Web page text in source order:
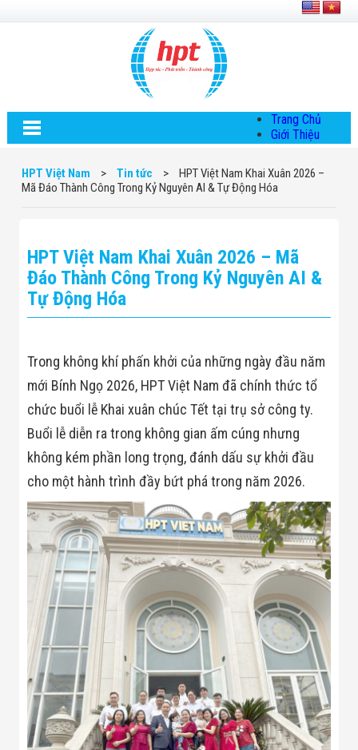
Trang Chủ
Giới Thiệu
Nam
Hội Đồng Quản
Trị
Mật Thông Tin
Chiến Lược
Phát Triển
Chuyển Khoản
Bị Ngành Thủy
Sản - Đông
Lạnh
Giải Pháp Thiết
Bị Ngành Thực
Phẩm Đóng Gói
Giải Pháp Thiết
Bị Ngành May
Mặc - Giày Da
Giải Pháp Thiết
Bị Ngành Linh
Kiện Điện Tử
Giải Pháp Thiết
Bị Ngành Giáo
Dục
Giải Pháp Thiết
Bị Ngành Bán
Lẻ - Retail
Giải Pháp
Chuyên Dụng
Ngành Công An
- Quân Đội
Giải Pháp Bãi
Giữ Xe Thông
Minh
Sản Phẩm
HPT Việt Nam > Tin tức >
HPT Việt Nam Khai Xuân 2026 –
Mã Đáo Thành Công Trong Kỷ Nguyên AI & Tự Động Hóa
HPT Việt Nam Khai Xuân 2026 – Mã
Đáo Thành Công Trong Kỷ Nguyên AI &
Tự Động Hóa
Trong không khí phấn khởi của những ngày đầu năm
mới Bính Ngọ 2026, HPT Việt Nam đã chính thức tổ
chức buổi lễ Khai xuân chúc Tết tại trụ sở công ty.
Buổi lễ diễn ra trong không gian ấm cúng nhưng
không kém phần long trọng, đánh dấu sự khởi đầu
cho một hành trình đầy bứt phá trong năm 2026.